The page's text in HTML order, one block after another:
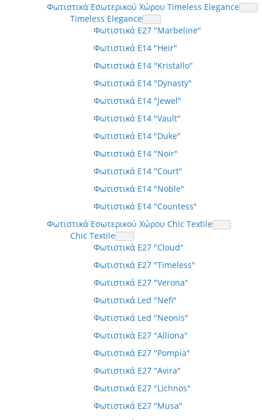
Φωτιστικά Εσωτερικού Χώρου Timeless Elegance
Timeless Elegance
Φωτιστικά E27 "Marbeline"
Φωτιστικά E14 "Heir"
Φωτιστικά E14 "Kristallo"
Φωτιστικά E14 "Dynasty"
Φωτιστικά E14 "Jewel"
Φωτιστικά E14 "Vault"
Φωτιστικά E14 "Duke"
Φωτιστικά E14 "Noir"
Φωτιστικά E14 "Court"
Φωτιστικά E14 "Noble"
Φωτιστικά E14 "Countess"
Φωτιστικά Εσωτερικού Χώρου Chic Textile
Chic Textile
Φωτιστικά E27 "Cloud"
Φωτιστικά E27 "Timeless"
Φωτιστικά E27 "Verona"
Φωτιστικά Led "Nefi"
Φωτιστικά Led "Neonis"
Φωτιστικά E27 "Alliona"
Φωτιστικά E27 "Pompia"
Φωτιστικά E27 "Avira"
Φωτιστικά E27 "Lichnos"
Φωτιστικά E27 "Musa"